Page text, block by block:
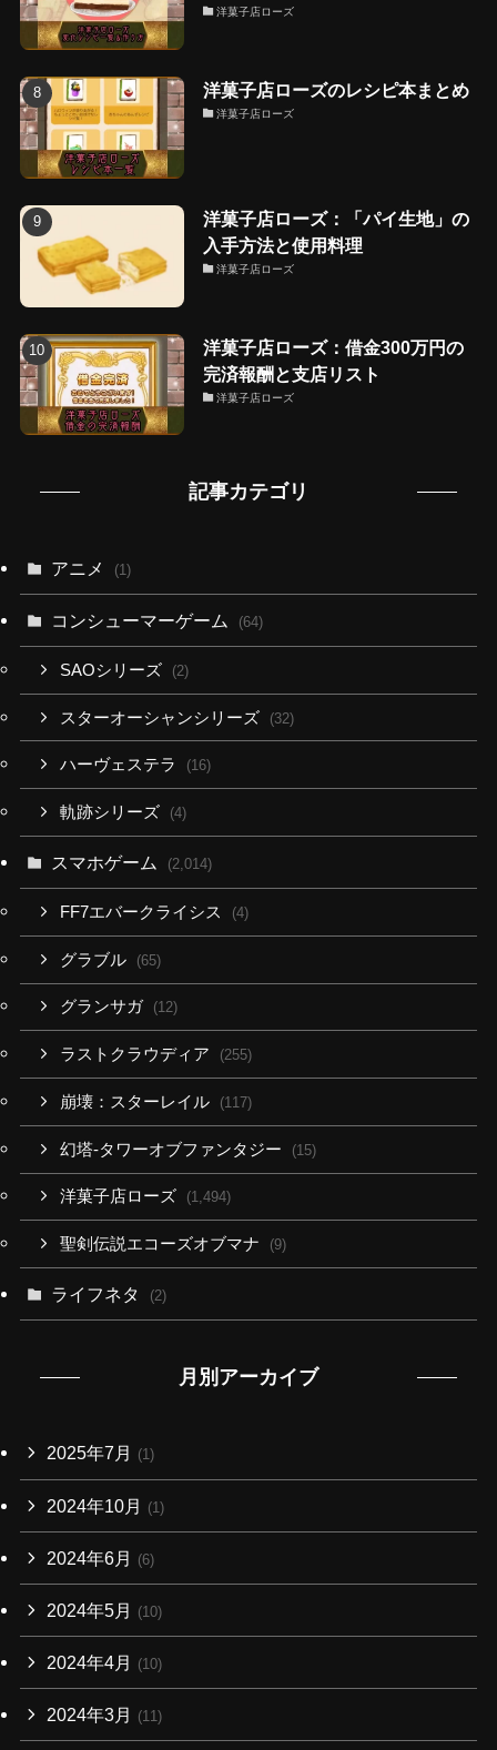
洋菓子店ローズ
洋菓子店ローズのレシピ本まとめ
洋菓子店ローズ
洋菓子店ローズ：「パイ生地」の
入手方法と使用料理
洋菓子店ローズ
洋菓子店ローズ：借金300万円の
完済報酬と支店リスト
洋菓子店ローズ
記事カテゴリ
アニメ (1)
コンシューマーゲーム (64)
SAOシリーズ (2)
スターオーシャンシリーズ (32)
ハーヴェステラ (16)
軌跡シリーズ (4)
スマホゲーム (2,014)
FF7エバークライシス (4)
グラブル (65)
グランサガ (12)
ラストクラウディア (255)
崩壊：スターレイル (117)
幻塔-タワーオブファンタジー (15)
洋菓子店ローズ (1,494)
聖剣伝説エコーズオブマナ (9)
ライフネタ (2)
月別アーカイブ
2025年7月 (1)
2024年10月 (1)
2024年6月 (6)
2024年5月 (10)
2024年4月 (10)
2024年3月 (11)